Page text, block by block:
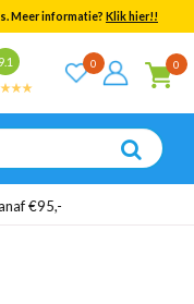
Meer informatie? Klik hier!!
9.1 0 0
€95,-